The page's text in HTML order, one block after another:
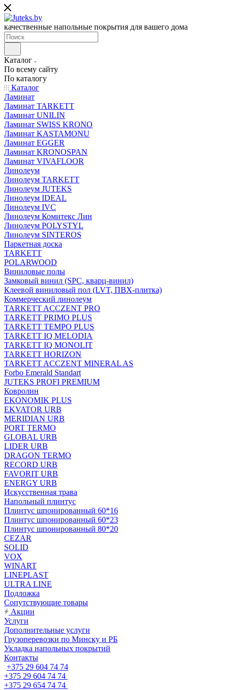
качественные напольные покрытия для вашего дома
Каталог
По всему сайту
По каталогу
Каталог
Ламинат
Ламинат TARKETT
Ламинат UNILIN
Ламинат SWISS KRONO
Ламинат KASTAMONU
Ламинат EGGER
Ламинат KRONOSPAN
Ламинат VIVAFLOOR
Линолеум
Линолеум TARKETT
Линолеум JUTEKS
Линолеум IDEAL
Линолеум IVC
Линолеум Комитекс Лин
Линолеум POLYSTYL
Линолеум SINTEROS
Паркетная доска
TARKETT
POLARWOOD
Виниловые полы
Замковый винил (SPC, кварц-винил)
Клеевой виниловый пол (LVT, ПВХ-плитка)
Коммерческий линолеум
TARKETT ACCZENT PRO
TARKETT PRIMO PLUS
TARKETT TEMPO PLUS
TARKETT IQ MELODIA
TARKETT IQ MONOLIT
TARKETT HORIZON
TARKETT ACCZENT MINERAL AS
Forbo Emerald Standart
JUTEKS PROFI PREMIUM
Ковролин
EKONOMIK PLUS
EKVATOR URB
MERIDIAN URB
PORT TERMO
GLOBAL URB
LIDER URB
DRAGON TERMO
RECORD URB
FAVORIT URB
ENERGY URB
Искусственная трава
Напольный плинтус
Плинтус шпонированный 60*16
Плинтус шпонированный 60*23
Плинтус шпонированный 80*20
CEZAR
SOLID
VOX
WINART
LINEPLAST
ULTRA LINE
Подложка
Сопутствующие товары
Акции
Услуги
Дополнительные услуги
Грузоперевозки по Минску и РБ
Укладка напольных покрытий
Контакты
+375 29 604 74 74
+375 29 604 74 74
+375 29 654 74 74